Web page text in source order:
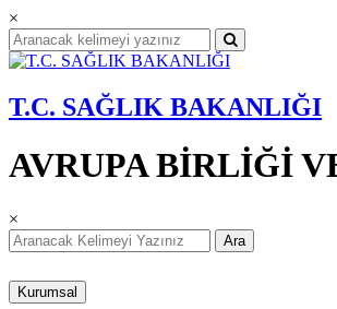
×
T.C. SAĞLIK BAKANLIĞI
AVRUPA BİRLİĞİ
×
Ara
Kurumsal